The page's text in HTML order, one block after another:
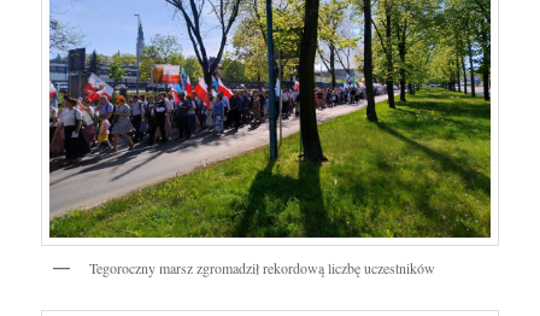
Tegoroczny marsz zgromadził rekordową liczbę uczestników